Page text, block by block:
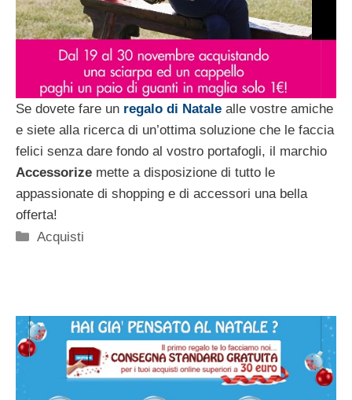
Se dovete fare un regalo di Natale alle vostre amiche
e siete alla ricerca di un’ottima soluzione che le faccia
felici senza dare fondo al vostro portafogli, il marchio
Accessorize mette a disposizione di tutto le
appassionate di shopping e di accessori una bella
offerta!
Categorie
Acquisti